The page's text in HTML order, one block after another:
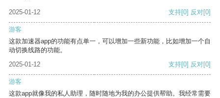
2025-01-12 支持[0] 反对[0]
游客
这款加速器app的功能有点单一，可以增加一些新功能，比如增加一个自
动切换线路的功能。
2025-01-12
支持[0] 反对[0]
游客
这款app就像我的私人助理，随时随地为我的办公提供帮助。我经常需要